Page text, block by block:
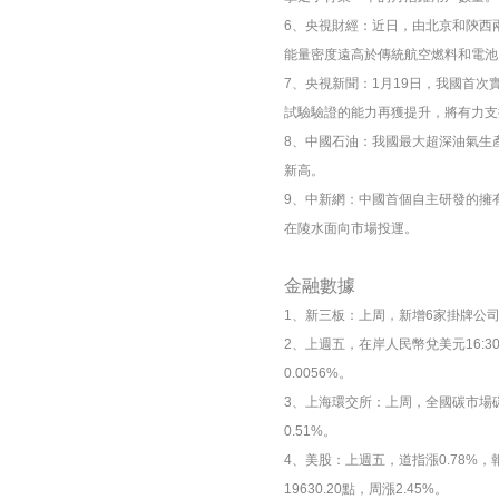
6、央視財經：近日，由北京和陝
能量密度遠高於傳統航空燃料和電
7、央視新聞：1月19日，我國首次
試驗驗證的能力再獲提升，將有力
8、中國石油：我國最大超深油氣
新高。
9、中新網：中國首個自主研發的
在陵水面向市場投運。
金融數據
1、新三板：上周，新增6家掛牌公
2、上週五，在岸人民幣兌美元
0.0056%。
3、上海環交所：上周，全國碳市
0.51%。
4、美股：上週五，道指漲0.78%
19630.20點，周漲2.45%。